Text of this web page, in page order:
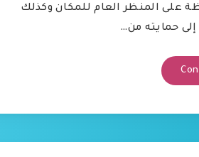
على المنظر العام للمكان وكذلك
إلى حمايته من…